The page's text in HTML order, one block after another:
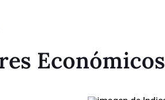
Económicos